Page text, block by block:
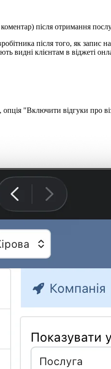
після отримання
після того, як запис
видні клієнтам в віджеті
опція "Включити відгуки